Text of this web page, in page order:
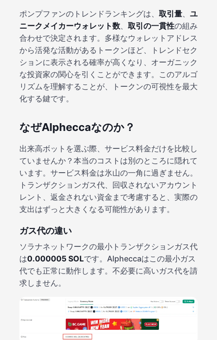
ポンプファンのトレンドランキングは、 取引量、 ユ
ニークメイカーウォレット数、 取引の一貫性の組み
合わせで決定されます。多様なウォレットアドレス
から活発な活動があるトークンほど、トレンドセク
ションに表示される確率が高くなり、オーガニック
な投資家の関心を引くことができます。このアルゴ
リズムを理解することが、トークンの可視性を最大
化する鍵です。
なぜAlpheccaなのか？
出来高ボットを選ぶ際、サービス料金だけを比較し
ていませんか？本当のコストは別のところに隠れて
います。サービス料金は氷山の一角に過ぎません。
トランザクションガス代、回収されないアカウント
レント、返金されない資金まで考慮すると、実際の
支出はずっと大きくなる可能性があります。
ガス代の違い
ソラナネットワークの最小トランザクションガス代
は0.000005 SOLです。Alpheccaはこの最小ガス
代でも正常に動作します。不必要に高いガス代を請
求しません。